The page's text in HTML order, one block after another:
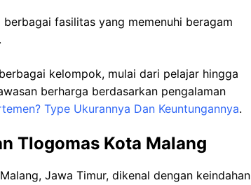
fasilitas yang memenuhi beragam
kelompok, mulai dari pelajar hingga
berharga berdasarkan pengalaman
Type Ukurannya Dan Keuntungannya.
Tlogomas Kota Malang
Jawa Timur, dikenal dengan keindahan